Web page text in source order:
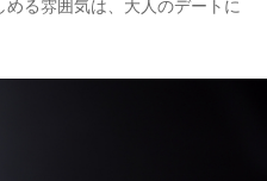
る雰囲気は、大人のデートに